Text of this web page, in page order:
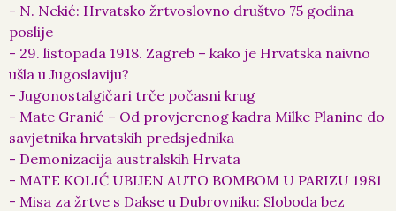
- N. Nekić: Hrvatsko žrtvoslovno društvo 75 godina
poslije
- 29. listopada 1918. Zagreb – kako je Hrvatska naivno
ušla u Jugoslaviju?
- Jugonostalgičari trče počasni krug
- Mate Granić – Od provjerenog kadra Milke Planinc do
savjetnika hrvatskih predsjednika
- Demonizacija australskih Hrvata
- MATE KOLIĆ UBIJEN AUTO BOMBOM U PARIZU 1981
- Misa za žrtve s Dakse u Dubrovniku: Sloboda bez